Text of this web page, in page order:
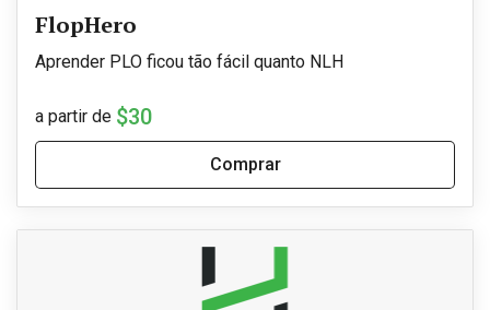
FlopHero
Aprender PLO ficou tão fácil quanto NLH
a partir de $30
Comprar